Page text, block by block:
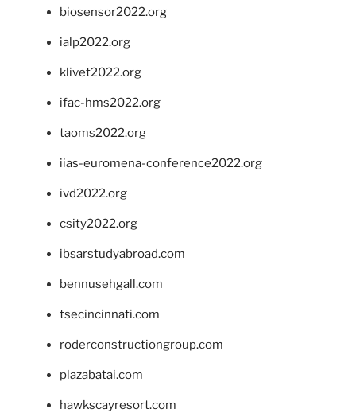
biosensor2022.org
ialp2022.org
klivet2022.org
ifac-hms2022.org
taoms2022.org
iias-euromena-conference2022.org
ivd2022.org
csity2022.org
ibsarstudyabroad.com
bennusehgall.com
tsecincinnati.com
roderconstructiongroup.com
plazabatai.com
hawkscayresort.com